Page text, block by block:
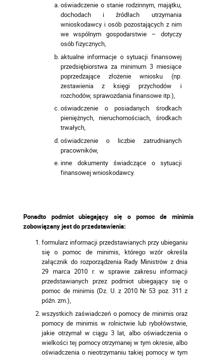
oświadczenie o stanie rodzinnym, majątku,
dochodach i źródłach utrzymania
wnioskodawcy i osób pozostających z nim
we wspólnym gospodarstwie – dotyczy
osób fizycznych,
aktualne informacje o sytuacji finansowej
przedsiębiorstwa za minimum 3 miesiące
poprzedzające złożenie wniosku (np.
zestawienia z księgi przychodów i
rozchodów, sprawozdania finansowe itp.),
oświadczenie o posiadanych środkach
pieniężnych, nieruchomościach, środkach
trwałych,
oświadczenie o liczbie zatrudnianych
pracowników,
inne dokumenty świadczące o sytuacji
finansowej wnioskodawcy.
Ponadto podmiot ubiegający się o pomoc de minimis
zobowiązany jest do przedstawienia:
formularz informacji przedstawianych przy ubieganiu
się o pomoc de minimis, którego wzór określa
załącznik do rozporządzenia Rady Ministrów z dnia
29 marca 2010 r. w sprawie zakresu informacji
przedstawianych przez podmiot ubiegający się o
pomoc de minimis (Dz. U. z 2010 Nr 53 poz. 311 z
późn. zm.),
wszystkich zaświadczeń o pomocy de minimis oraz
pomocy de minimis w rolnictwie lub rybołówstwie,
jakie otrzymał w ciągu 3 lat, albo oświadczenia o
wielkości tej pomocy otrzymanej w tym okresie, albo
oświadczenia o nieotrzymaniu takiej pomocy w tym